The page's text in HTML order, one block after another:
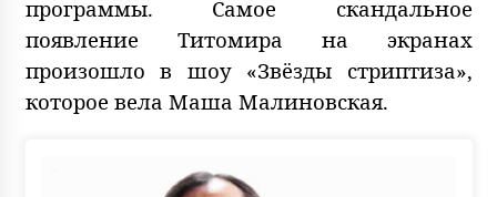
программы. Самое скандальное
появление Титомира на экранах
произошло в шоу «Звёзды стриптиза»,
которое вела Маша Малиновская.